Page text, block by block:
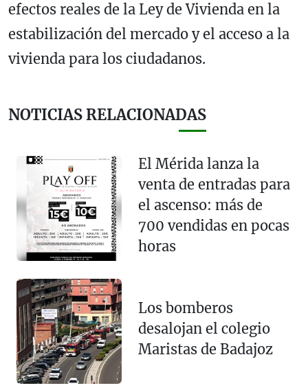
efectos reales de la Ley de Vivienda en la
estabilización del mercado y el acceso a la
vivienda para los ciudadanos.
NOTICIAS RELACIONADAS
El Mérida lanza la
venta de entradas para
el ascenso: más de
700 vendidas en pocas
horas
Los bomberos
desalojan el colegio
Maristas de Badajoz